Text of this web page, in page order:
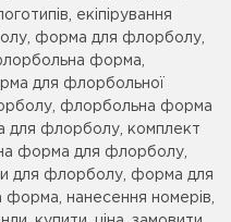
екіпірування
форма для флорболу,
форма,
для флорбольної
флорбольна форма
для флорболу, комплект
форма для флорболу,
для флорболу, форма для
форма, нанесення номерів,